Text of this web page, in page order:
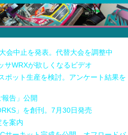
会中止を発表。代替大会を調整中
サWRXが欲しくなるビデオ
ポット生産を検討。アンケート結果を
告」公開
」を創刊。7月30日発売
を案内